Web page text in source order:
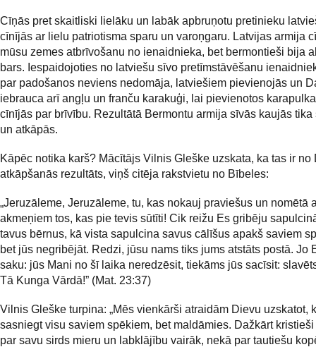
Cīņās pret skaitliski lielāku un labāk apbruņotu pretinieku
cīnījās ar lielu patriotisma sparu un varoņgaru. Latvijas armija
mūsu zemes atbrīvošanu no ienaidnieka, bet bermontieši bija
bars. Iespaidojoties no latviešu sīvo pretīmstāvēšanu
par padošanos neviens nedomāja, latviešiem pievienojās un
iebrauca arī angļu un franču karakuģi, lai pievienotos
cīnījās par brīvību. Rezultātā Bermontu armija sīvās kaujās tika
un atkāpās.
Kāpēc notika karš? Mācītājs Vilnis Gleške uzskata, ka tas ir no
atkāpšanās rezultāts, viņš citēja rakstvietu no Bībeles:
„Jeruzāleme, Jeruzāleme, tu, kas nokauj praviešus un nomētā
akmeņiem tos, kas pie tevis sūtīti! Cik reižu Es gribēju
tavus bērnus, kā vista sapulcina savus cālīšus apakš saviem
bet jūs negribējāt. Redzi, jūsu nams tiks jums atstāts postā. Jo
saku: jūs Mani no šī laika neredzēsit, tiekāms jūs sacīsit:
Tā Kunga Vārdā!” (Mat. 23:37)
Vilnis Gleške turpina: „Mēs vienkārši atraidām Dievu uzskatot,
sasniegt visu saviem spēkiem, bet maldāmies. Dažkārt
par savu sirds mieru un labklājību vairāk, nekā par tautiešu